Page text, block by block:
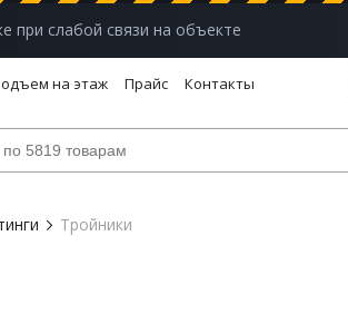
при слабой связи на объекте
на этаж Прайс Контакты
Тройники